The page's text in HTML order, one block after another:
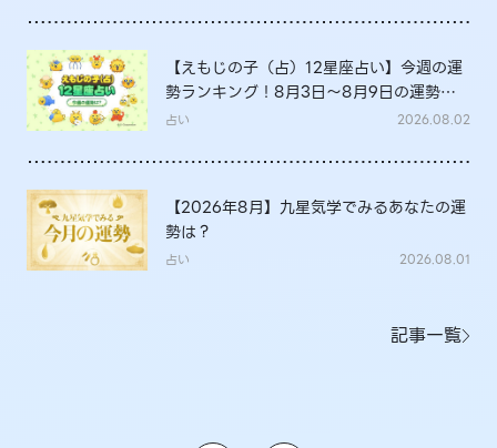
【えもじの子（占）12星座占い】今週の運
勢ランキング！8月3日～8月9日の運勢
は？
占い 2026.08.02
【2026年8月】九星気学でみるあなたの運
勢は？
占い 2026.08.01
記事一覧